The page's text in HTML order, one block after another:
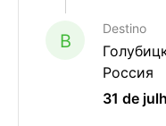
B
Destino
Россия
31 de